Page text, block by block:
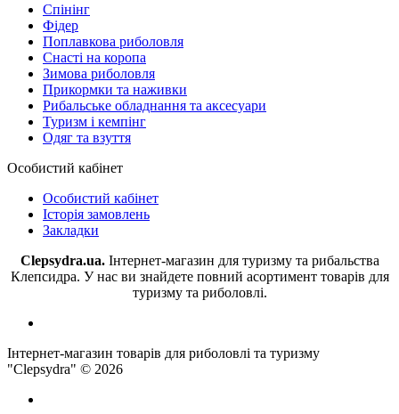
Спінінг
Фідер
Поплавкова риболовля
Снасті на коропа
Зимова риболовля
Прикормки та наживки
Рибальське обладнання та аксесуари
Туризм і кемпінг
Одяг та взуття
Особистий кабінет
Особистий кабінет
Історія замовлень
Закладки
Clepsydra.ua. Інтернет-магазин для туризму та рибальства
Клепсидра. У нас ви знайдете повний асортимент товарів для
туризму та риболовлі.
Інтернет-магазин товарів для риболовлі та туризму
"Clepsydra" © 2026